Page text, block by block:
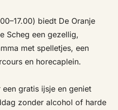
biedt De Oranje
Scheg een gezellig,
met spelletjes, een
en horecaplein.
gratis ijsje en geniet
zonder alcohol of harde